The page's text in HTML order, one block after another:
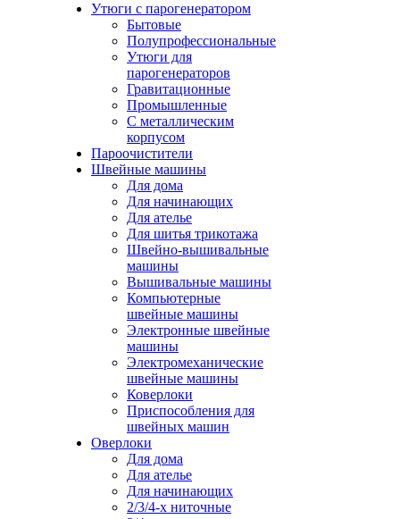
Утюги с парогенератором
Бытовые
Полупрофессиональные
Утюги для
парогенераторов
Гравитационные
Промышленные
С металлическим
корпусом
Пароочистители
Швейные машины
Для дома
Для начинающих
Для ателье
Для шитья трикотажа
Швейно-вышивальные
машины
Вышивальные машины
Компьютерные
швейные машины
Электронные швейные
машины
Электромеханические
швейные машины
Коверлоки
Приспособления для
швейных машин
Оверлоки
Для дома
Для ателье
Для начинающих
2/3/4-х ниточные